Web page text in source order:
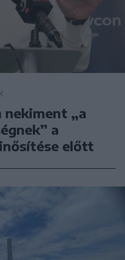
nekiment „a
a
előtt